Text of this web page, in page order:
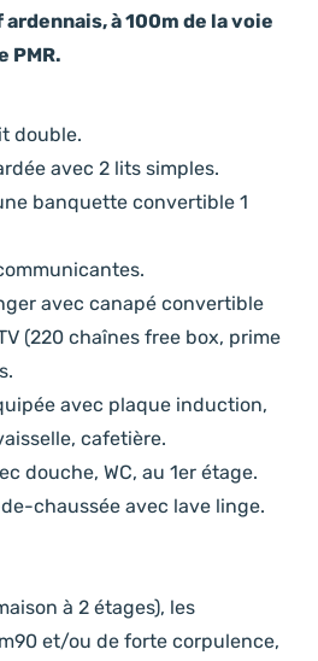
à 100m de la voie
PMR.
double.
avec 2 lits simples.
banquette convertible 1
avec canapé convertible
(220 chaînes free box, prime
avec plaque induction,
cafetière.
douche, WC, au 1er étage.
chaussée avec lave linge.
à 2 étages), les
et/ou de forte corpulence,